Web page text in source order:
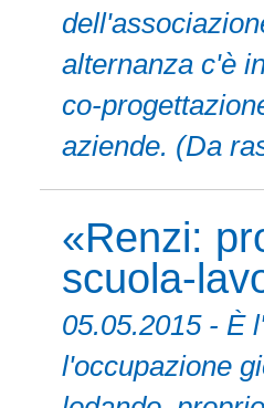
alternanza c'è
co-
aziende. (Da
«Renzi:
scuola-
05.05.2015 - È
l'occupazione